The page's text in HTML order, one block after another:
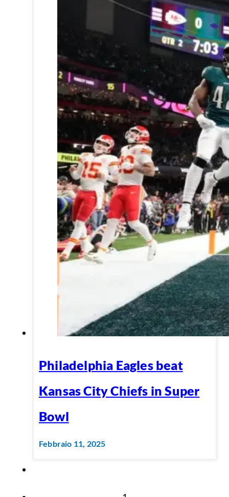
Philadelphia Eagles beat
Kansas City Chiefs in Super
Bowl
Febbraio 11, 2025